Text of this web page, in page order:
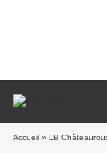
Accueil » LB